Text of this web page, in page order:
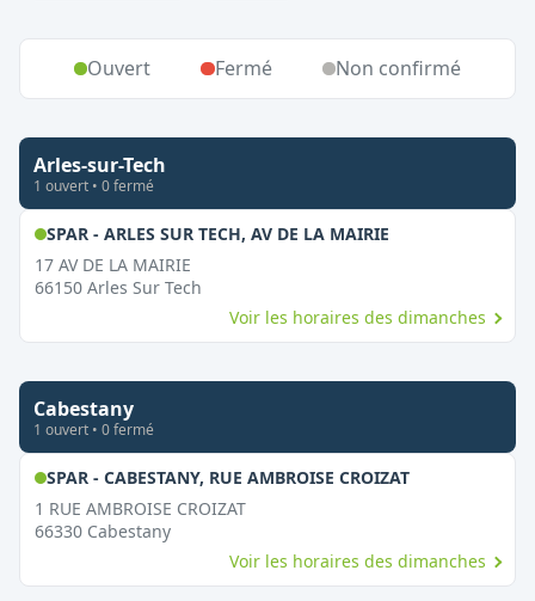
Ouvert Fermé Non confirmé
Arles-sur-Tech
1 ouvert • 0fermé
SPAR - ARLES SUR TECH, AV DE LA MAIRIE,
17 AV DE LA MAIRIE
66150 Arles Sur Tech
Voir les horaires des dimanches
Cabestany
1 ouvert • 0fermé
SPAR - CABESTANY, RUE AMBROISE CROIZAT,
1 RUE AMBROISE CROIZAT
66330 Cabestany
Voir les horaires des dimanches